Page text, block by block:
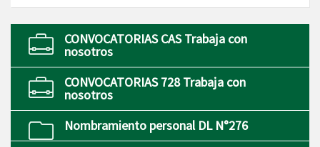
CONVOCATORIAS CAS Trabaja con
nosotros
CONVOCATORIAS 728 Trabaja con
nosotros
Nombramiento personal DL N°276